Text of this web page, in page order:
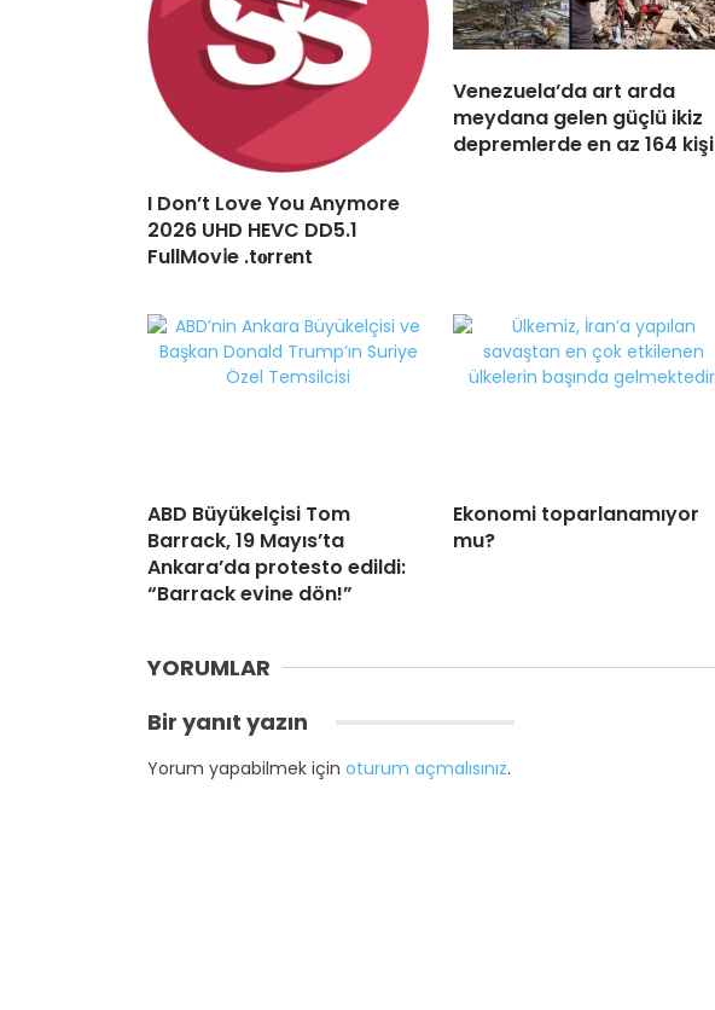
I Don’t Love You Anymore
2026 UHD HEVC DD5.1
FullMov𝗂e .t𝐨rr𝐞nt
Venezuela’da art arda
meydana gelen güçlü ikiz
depremlerde en az 164 kişi
ABD Büyükelçisi Tom
Barrack, 19 Mayıs’ta
Ankara’da protesto edildi:
“Barrack evine dön!”
Ekonomi toparlanamıyor
mu?
YORUMLAR
Bir yanıt yazın
Yorum yapabilmek için oturum açmalısınız.